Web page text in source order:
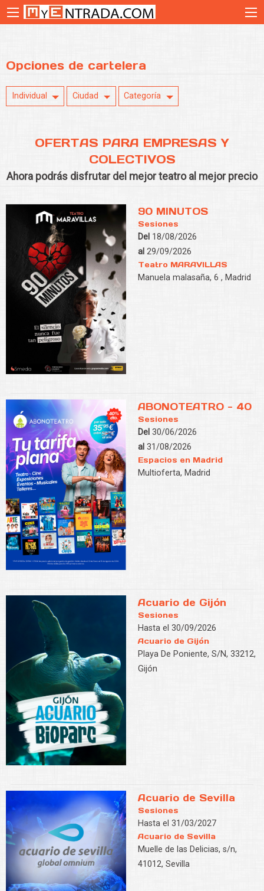
Opciones de cartelera
Individual Ciudad Categoría
OFERTAS PARA EMPRESAS Y
COLECTIVOS
Ahora podrás disfrutar del mejor teatro al mejor precio
90 MINUTOS
Sesiones
Del 18/08/2026
al 29/09/2026
Teatro MARAVILLAS
Manuela malasaña, 6 , Madrid
ABONOTEATRO - 40
Sesiones
Del 30/06/2026
al 31/08/2026
Espacios en Madrid
Multioferta, Madrid
Acuario de Gijón
Sesiones
Hasta el 30/09/2026
Acuario de Gijón
Playa De Poniente, S/N, 33212,
Gijón
Acuario de Sevilla
Sesiones
Hasta el 31/03/2027
Acuario de Sevilla
Muelle de las Delicias, s/n,
41012, Sevilla